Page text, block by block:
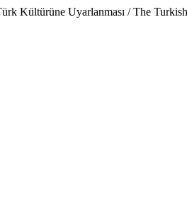
Kültürüne Uyarlanması / The